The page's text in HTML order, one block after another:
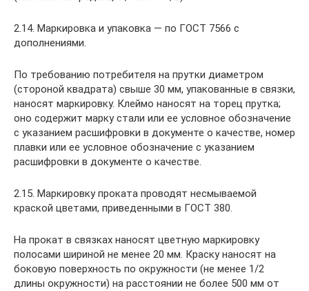
2.14. Маркировка и упаковка — по ГОСТ 7566 с
дополнениями.
По требованию потребителя на прутки диаметром
(стороной квадрата) свыше 30 мм, упакованные в связки,
наносят маркировку. Клеймо наносят на торец прутка;
оно содержит марку стали или ее условное обозначение
с указанием расшифровки в документе о качестве, номер
плавки или ее условное обозначение с указанием
расшифровки в документе о качестве.
2.15. Маркировку проката проводят несмываемой
краской цветами, приведенными в ГОСТ 380.
На прокат в связках наносят цветную маркировку
полосами шириной не менее 20 мм. Краску наносят на
боковую поверхность по окружности (не менее 1/2
длины окружности) на расстоянии не более 500 мм от